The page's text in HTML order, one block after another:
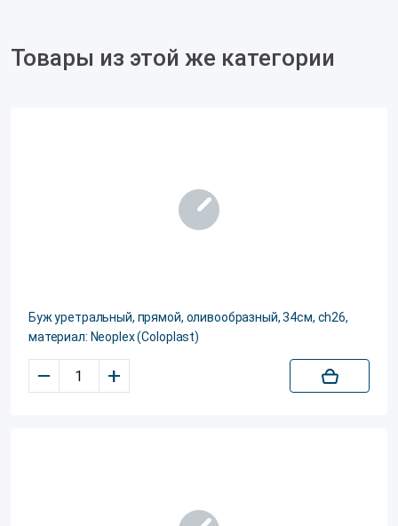
Товары из этой же категории
Буж уретральный, прямой, оливообразный, 34см, ch26,
материал: Neoplex (Coloplast)
– +